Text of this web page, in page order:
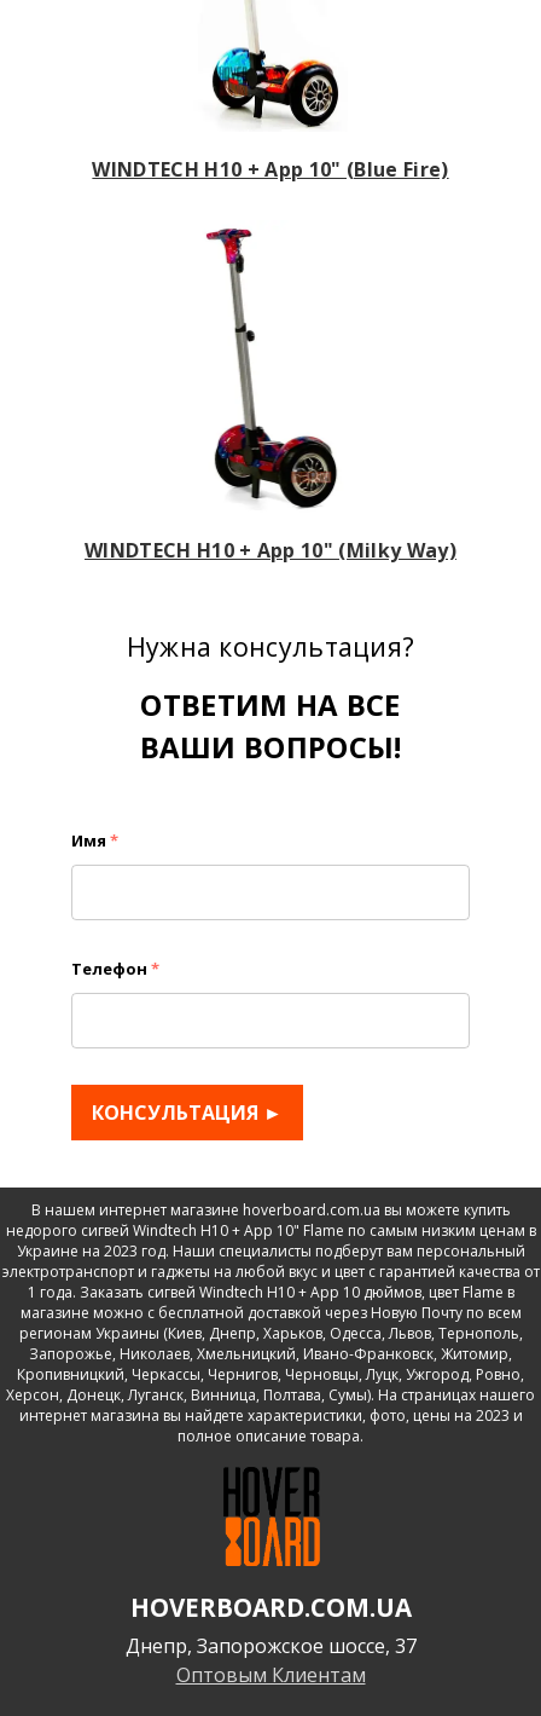
WINDTECH H10 + App 10" (Blue Fire)
WINDTECH H10 + App 10" (Milky Way)
Нужна консультация?
ОТВЕТИМ НА ВСЕ
ВАШИ ВОПРОСЫ!
Имя *
Телефон *
КОНСУЛЬТАЦИЯ ►
В нашем интернет магазине hoverboard.com.ua вы можете купить
недорого сигвей Windtech H10 + App 10" Flame по самым низким ценам в
Украине на 2023 год. Наши специалисты подберут вам персональный
электротранспорт и гаджеты на любой вкус и цвет с гарантией качества от
1 года. Заказать сигвей Windtech H10 + App 10 дюймов, цвет Flame в
магазине можно с бесплатной доставкой через Новую Почту по всем
регионам Украины (Киев, Днепр, Харьков, Одесса, Львов, Тернополь,
Запорожье, Николаев, Хмельницкий, Ивано-Франковск, Житомир,
Кропивницкий, Черкассы, Чернигов, Черновцы, Луцк, Ужгород, Ровно,
Херсон, Донецк, Луганск, Винница, Полтава, Сумы). На страницах нашего
интернет магазина вы найдете характеристики, фото, цены на 2023 и
полное описание товара.
HOVERBOARD.COM.UA
Днепр, Запорожское шоссе, 37
Оптовым Клиентам